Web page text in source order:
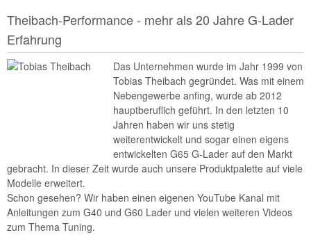
Theibach-Performance - mehr als 20 Jahre G-Lader
Erfahrung
Das Unternehmen wurde im Jahr 1999 von
Tobias Theibach gegründet. Was mit einem
Nebengewerbe anfing, wurde ab 2012
hauptberuflich geführt. In den letzten 10
Jahren haben wir uns stetig
weiterentwickelt und sogar einen eigens
entwickelten G65 G-Lader auf den Markt
gebracht. In dieser Zeit wurde auch unsere Produktpalette auf viele
Modelle erweitert.
Schon gesehen? Wir haben einen eigenen YouTube Kanal mit
Anleitungen zum G40 und G60 Lader und vielen weiteren Videos
zum Thema Tuning.